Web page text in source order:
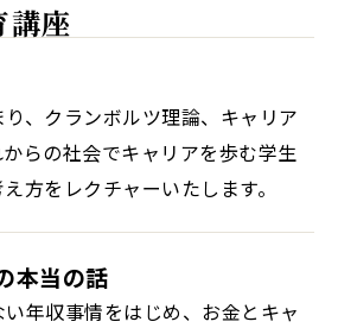
講座
、クランボルツ理論、キャリア
らの社会でキャリアを歩む学生
方をレクチャーいたします。
本当の話
年収事情をはじめ、お金とキャ